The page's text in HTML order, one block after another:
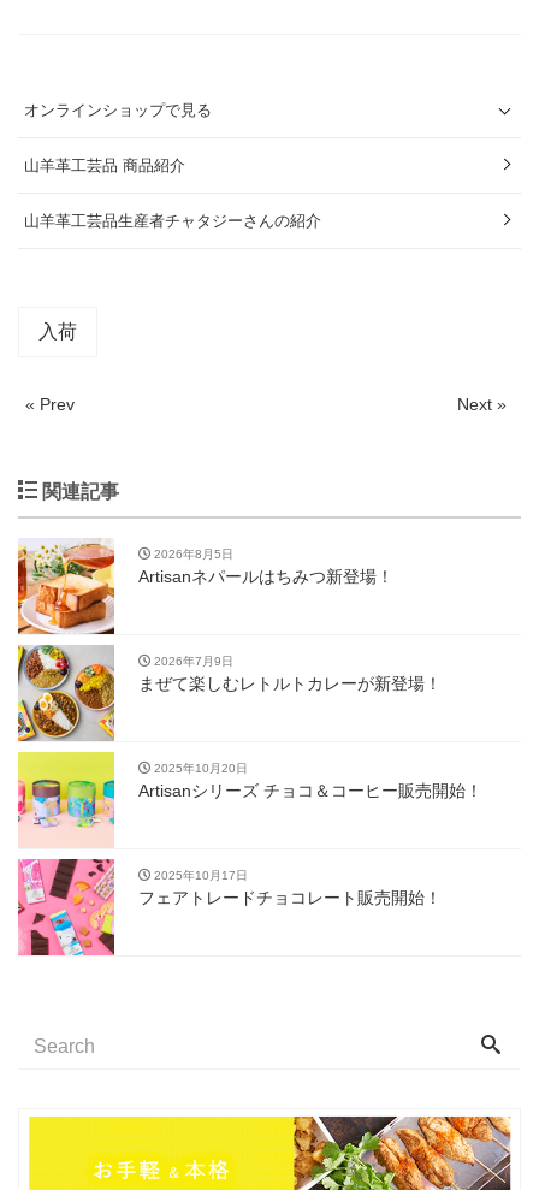
オンラインショップで見る
山羊革工芸品 商品紹介
山羊革工芸品生産者チャタジーさんの紹介
入荷
« Prev Next »
関連記事
2026年8月5日
Artisanネパールはちみつ新登場！
2026年7月9日
まぜて楽しむレトルトカレーが新登場！
2025年10月20日
Artisanシリーズ チョコ＆コーヒー販売開始！
2025年10月17日
フェアトレードチョコレート販売開始！